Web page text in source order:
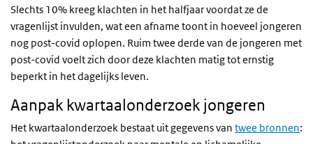
Slechts 10% kreeg klachten in het halfjaar voordat ze de
vragenlijst invulden, wat een afname toont in hoeveel jongeren
nog post-covid oplopen. Ruim twee derde van de jongeren met
post-covid voelt zich door deze klachten matig tot ernstig
beperkt in het dagelijks leven.
Aanpak kwartaalonderzoek jongeren
Het kwartaalonderzoek bestaat uit gegevens van twee bronnen: